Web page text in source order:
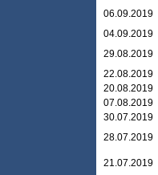
06.09.2019
04.09.2019
29.08.2019
22.08.2019
20.08.2019
07.08.2019
30.07.2019
28.07.2019
21.07.2019